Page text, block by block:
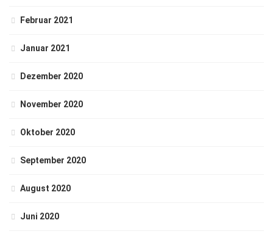
Februar 2021
Januar 2021
Dezember 2020
November 2020
Oktober 2020
September 2020
August 2020
Juni 2020